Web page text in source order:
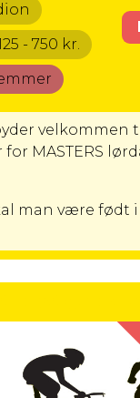
- 750 kr.
velkommen
MASTERS
man være født i